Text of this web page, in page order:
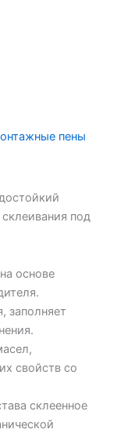
пены
под
основе
заполняет
свойств со
склеенное